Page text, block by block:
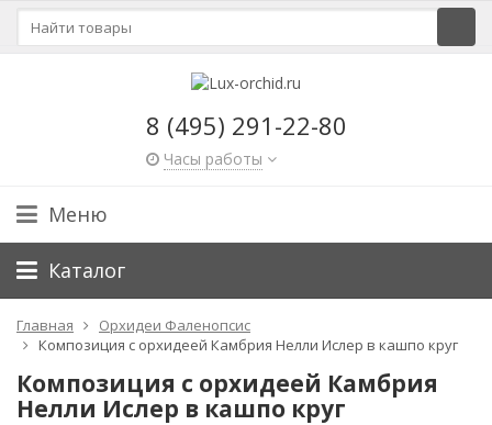
8 (495) 291-22-80
Часы работы
Меню
Каталог
Главная
Орхидеи Фаленопсис
Композиция с орхидеей Камбрия Нелли Ислер в кашпо круг
Композиция с орхидеей Камбрия
Нелли Ислер в кашпо круг